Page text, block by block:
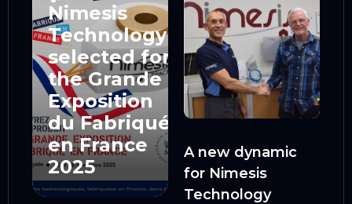
Nimesis
Technology
selected for
the Grande
Exposition
du Fabriqué
en France
2025
A new dynamic
for Nimesis
Technology